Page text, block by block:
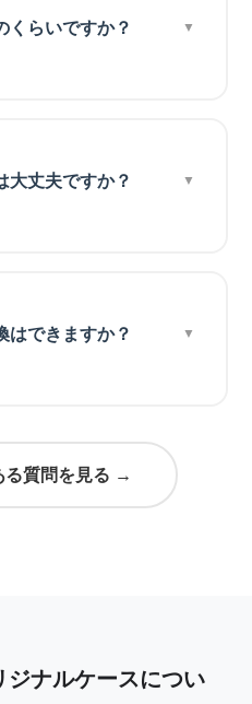
くらいですか？
大丈夫ですか？
はできますか？
る質問を見る →
ナルケースについ